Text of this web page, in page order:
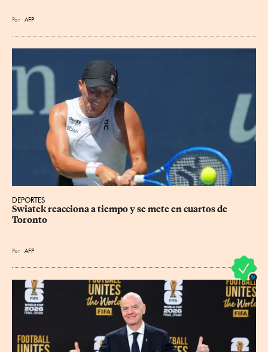
Por AFP
DEPORTES
Swiatek reacciona a tiempo y se mete en cuartos de
Toronto
Por AFP